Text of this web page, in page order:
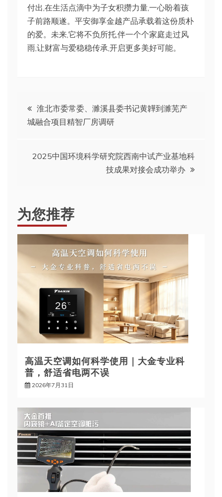
付出,在生活点滴中为子女积攒力量,一心盼着孩
子前路顺遂。平安御享金越产品承载着这份质朴
的爱。未来,它将不负所托,伴一个个家庭走过风
雨,让财富与爱稳稳传承,开启更多美好可能。
文
章
导
淮北市委常委、濉溪县委书记黄韡到濉芜产
城融合项目精智厂房调研
2025中国环境科学研究院西南中试产业基地科
技成果对接会成功举办
为您推荐
高温天空调如何科学使用｜大金专业科
普，舒适省电两不误
2026年7月31日